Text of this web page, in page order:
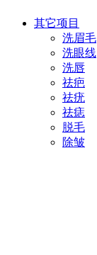
其它项目
洗眉毛
洗眼线
洗唇
祛疤
祛疣
祛痣
脱毛
除皱